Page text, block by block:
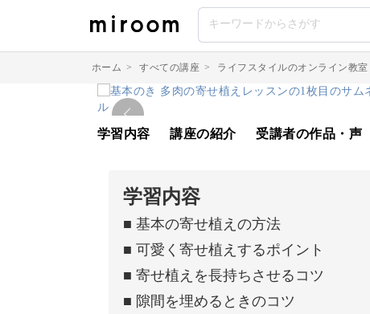
ホーム > すべての講座 > ライフスタイルのオンライン教
学習内容 講座の紹介 受講者の作品・声
学習内容
■ 基本の寄せ植えの方法
■ 可愛く寄せ植えするポイント
■ 寄せ植えを長持ちさせるコツ
■ 隙間を埋めるときのコツ